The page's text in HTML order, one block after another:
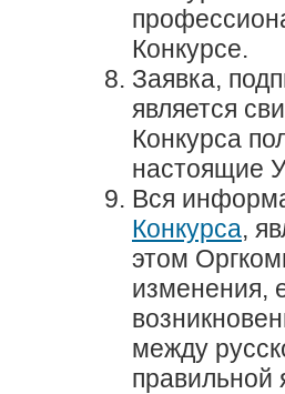
Конкурсе.
Заявка,
является
Конкурса
настоящие
Вся
Конкурса,
этом
изменения,
между
правильной